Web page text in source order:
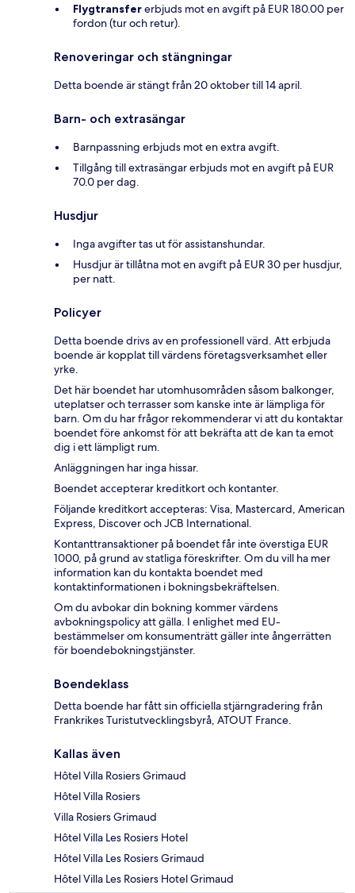
Flygtransfererbjuds mot en avgift på EUR 180.00 per
fordon (tur och retur).
Renoveringar och stängningar
Detta boende är stängt från 20 oktober till 14 april.
Barn- och extrasängar
Barnpassning erbjuds mot en extra avgift.
Tillgång till extrasängar erbjuds mot en avgift på EUR
70.0 per dag.
Husdjur
Inga avgifter tas ut för assistanshundar.
Husdjur är tillåtna mot en avgift på EUR 30 per husdjur,
per natt.
Policyer
Detta boende drivs av en professionell värd. Att erbjuda
boende är kopplat till värdens företagsverksamhet eller
yrke.
Det här boendet har utomhusområden såsom balkonger,
uteplatser och terrasser som kanske inte är lämpliga för
barn. Om du har frågor rekommenderar vi att du kontaktar
boendet före ankomst för att bekräfta att de kan ta emot
dig i ett lämpligt rum.
Anläggningen har inga hissar.
Boendet accepterar kreditkort och kontanter.
Följande kreditkort accepteras: Visa, Mastercard, American
Express, Discover och JCB International.
Kontanttransaktioner på boendet får inte överstiga EUR
1000, på grund av statliga föreskrifter. Om du vill ha mer
information kan du kontakta boendet med
kontaktinformationen i bokningsbekräftelsen.
Om du avbokar din bokning kommer värdens
avbokningspolicy att gälla. I enlighet med EU-
bestämmelser om konsumenträtt gäller inte ångerrätten
för boendebokningstjänster.
Boendeklass
Detta boende har fått sin officiella stjärngradering från
Frankrikes Turistutvecklingsbyrå, ATOUT France.
Kallas även
Hôtel Villa Rosiers Grimaud
Hôtel Villa Rosiers
Villa Rosiers Grimaud
Hôtel Villa Les Rosiers Hotel
Hôtel Villa Les Rosiers Grimaud
Hôtel Villa Les Rosiers Hotel Grimaud